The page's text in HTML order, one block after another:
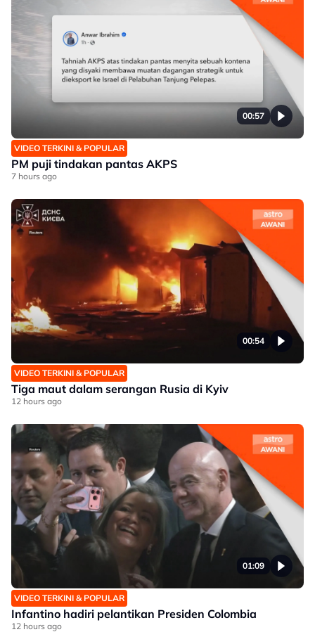
00:57
VIDEO TERKINI & POPULAR
PM puji tindakan pantas AKPS
7 hours ago
00:54
VIDEO TERKINI & POPULAR
Tiga maut dalam serangan Rusia di Kyiv
12 hours ago
01:09
VIDEO TERKINI & POPULAR
Infantino hadiri pelantikan Presiden Colombia
12 hours ago